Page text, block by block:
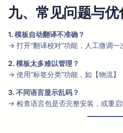
九、常见问题与优
1. 模板自动翻译不准确？
→ 打开“翻译校对”功能，人工微调一
2. 模板太多难以管理？
→ 使用“标签分类”功能，如【物流】
3. 不同语言显示乱码？
→ 检查语言包是否完整安装，或重启